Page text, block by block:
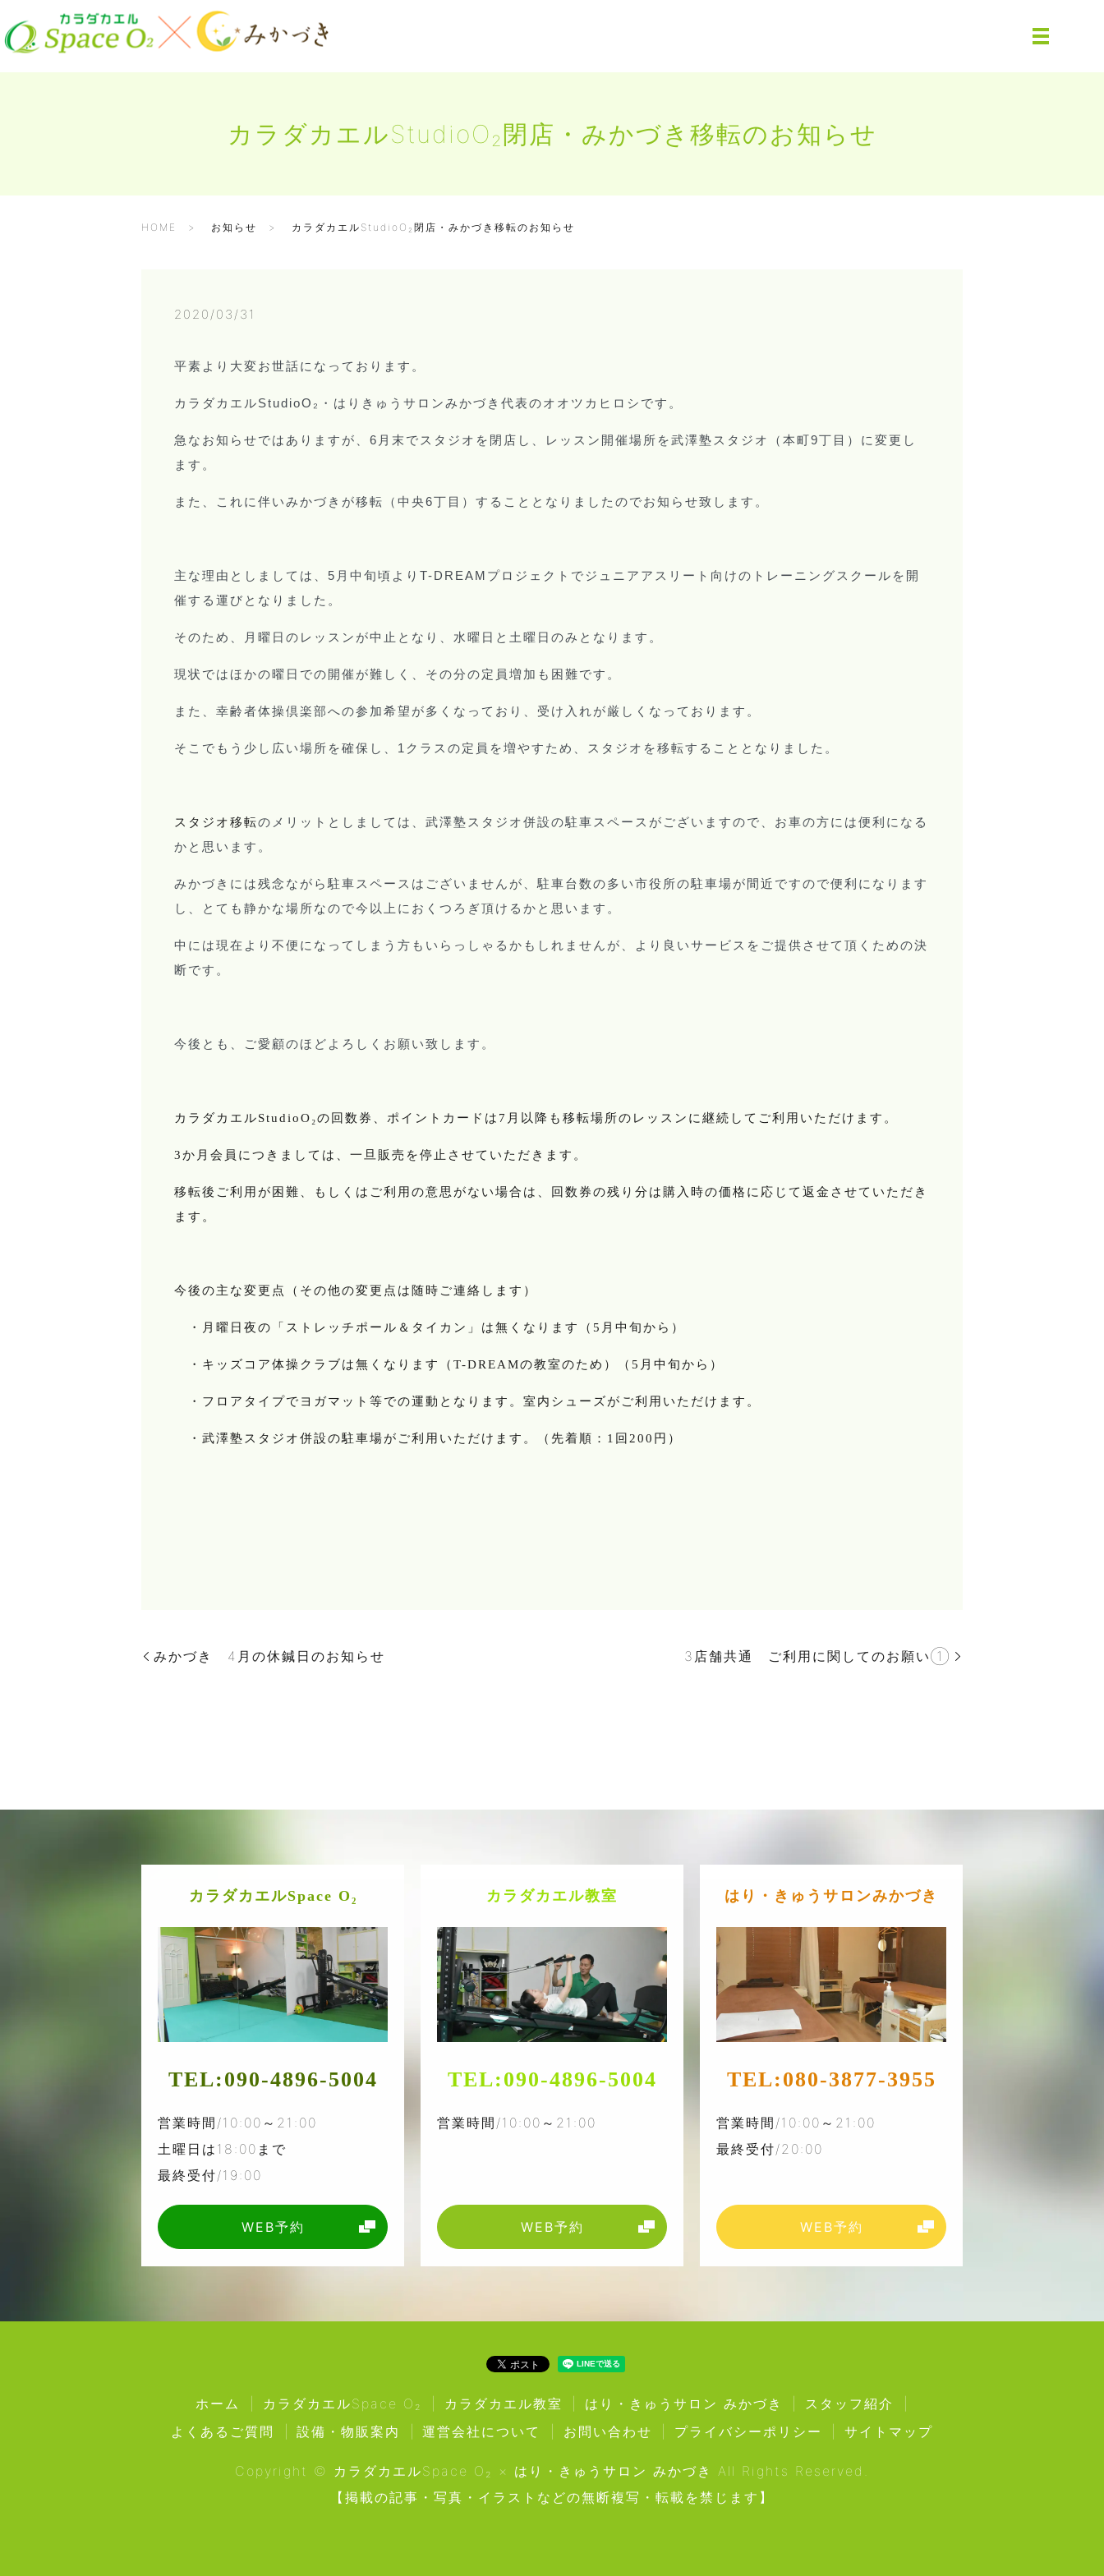
カラダカエルStudioO₂閉店・みかづき移転のお知らせ
HOME お知らせ カラダカエルStudioO₂閉店・みかづき移転のお知らせ
2020/03/31
平素より大変お世話になっております。
カラダカエルStudioO₂ ・はりきゅうサロンみかづき代表のオオツカヒロシです。
急なお知らせではありますが、 6 月末でスタジオを閉店し、レッスン開催場所を武澤塾スタジオ（本町9丁目）に変更し
ます。
また、これに伴いみかづきが移転（中央6丁目）することとなりましたのでお知らせ致します。
主な理由としましては、 5 月中旬頃より T-DREAM プロジェクトでジュニアアスリート向けのトレーニングスクールを開
催する運びとなりました。
そのため、月曜日のレッスンが中止となり、水曜日と土曜日のみとなります。
現状ではほかの曜日での開催が難しく、その分の定員増加も困難です。
また、幸齢者体操倶楽部への参加希望が多くなっており、受け入れが厳しくなっております。
そこでもう少し広い場所を確保し、 1 クラスの定員を増やすため、スタジオを移転することとなりました。
スタジオ移転のメリットとしましては、武澤塾スタジオ併設の駐車スペースがございますので、お車の方には便利になる
かと思います。
みかづきには残念ながら駐車スペースはございませんが、駐車台数の多い市役所の駐車場が間近ですので便利になります
し、とても静かな場所なので今以上におくつろぎ頂けるかと思います。
中には現在より不便になってしまう方もいらっしゃるかもしれませんが、より良いサービスをご提供させて頂くための決
断です。
今後とも、ご愛顧のほどよろしくお願い致します。
カラダカエルStudioO₂の回数券、ポイントカードは 7 月以降も移転場所のレッスンに継続してご利用いただけます。
3か月会員につきましては、一旦販売を停止させていただきます。
移転後ご利用が困難、もしくはご利用の意思がない場合は、回数券の残り分は購入時の価格に応じて返金させていただき
ます。
今後の主な変更点（その他の変更点は随時ご連絡します）
・月曜日夜の「ストレッチポール＆タイカン」は無くなります（ 5 月中旬から）
・キッズコア体操クラブは無くなります（ T-DREAMの教室のため）（ 5 月中旬から）
・フロアタイプでヨガマット等での運動となります。室内シューズがご利用いただけます。
・武澤塾スタジオ併設の駐車場がご利用いただけます。（先着順： 1 回200 円）
みかづき 4月の休鍼日のお知らせ 3店舗共通 ご利用に関してのお願い①
カラダカエルSpace O₂
TEL:090-4896-5004
営業時間/10:00～21:00
土曜日は18:00まで
最終受付/19:00
WEB予約
カラダカエル教室
TEL:090-4896-5004
営業時間/10:00～21:00
WEB予約
はり・きゅうサロンみかづき
TEL:080-3877-3955
営業時間/10:00～21:00
最終受付/20:00
WEB予約
ホーム カラダカエルSpace O₂ カラダカエル教室 はり・きゅうサロン みかづき
スタッフ紹介
よくあるご質問
設備・物販案内 運営会社について お問い合わせ プライバシーポリシー サイトマップ
Copyright © カラダカエルSpace O₂ × はり・きゅうサロン みかづき All Rights Reserved.
【掲載の記事・写真・イラストなどの無断複写・転載を禁じます】